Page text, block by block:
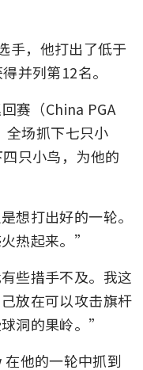
手，他打出了低于
并列第12名。
赛（China PGA
全场抓下七只小
只小鸟，为他的
想打出好的一轮。
热起来。”
些措手不及。我这
放在可以攻击旗杆
洞的果岭。”
他的一轮中抓到